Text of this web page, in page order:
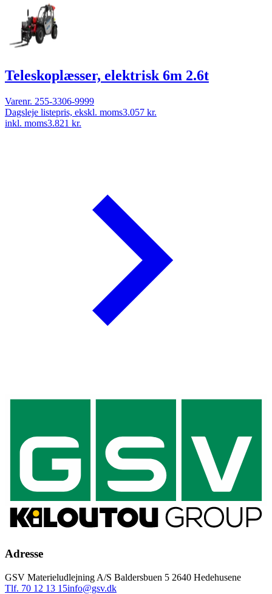
Teleskoplæsser, elektrisk 6m 2.6t
Varenr. 255-3306-9999
Dagsleje listepris, ekskl. moms3.057 kr.
inkl. moms3.821 kr.
Adresse
GSV Materieludlejning A/S Baldersbuen 5 2640 Hedehusene
Tlf. 70 12 13 15info@gsv.dk